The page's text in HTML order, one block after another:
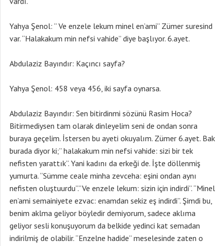
Yahya Şenol: ” Ve enzele lekum minel en’ami” Zümer suresind
var. “Halakakum min nefsi vahide” diye başlıyor. 6.ayet.
Abdulaziz Bayındır: Kaçıncı sayfa?
Yahya Şenol: 458 veya 456, iki sayfa oynarsa.
Abdulaziz Bayındır: Sen bitirdinmi sözünü Rasim Hoca?
Bitirmediysen tam olarak dinleyelim seni de ondan sonra
buraya geçelim. İstersen bu ayeti okuyalım. Zümer 6.ayet. Bak
burada diyor ki;” halakakum min nefsi vahide: sizi bir tek
nefisten yarattık”. Yani kadını da erkeği de. İşte döllenmiş
yumurta. “Sümme ceale minha zevceha: eşini ondan aynı
nefisten oluştuurdu”.”Ve enzele lekum: sizin için indirdi”. “Minel
en’ami semainiyete ezvac: enamdan sekiz eş indirdi”. Şimdi bu,
benim aklma geliyor böyledir demiyorum, sadece aklıma
geliyor sesli konuşuyorum da belkide yedinci kat semadan
indirilmiş de olabilir. “Enzelne hadide” meselesinde zaten o